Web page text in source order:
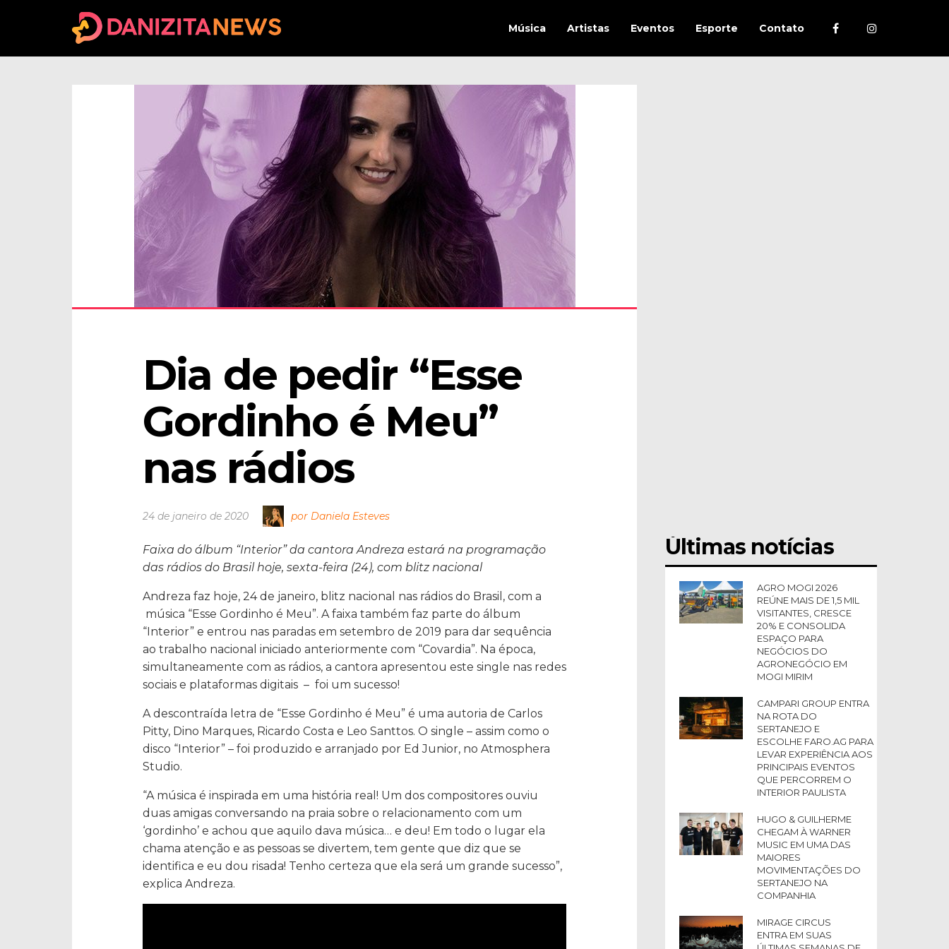
Música Artistas Eventos Esporte Contato
Dia de pedir “Esse
Gordinho é Meu”
nas rádios
24 de janeiro de 2020 por Daniela Esteves
Faixa do álbum “Interior” da cantora Andreza estará na programação
das rádios do Brasil hoje, sexta-feira (24), com blitz nacional
Andreza faz hoje, 24 de janeiro, blitz nacional nas rádios do Brasil, com a
música “Esse Gordinho é Meu”. A faixa também faz parte do álbum
“Interior” e entrou nas paradas em setembro de 2019 para dar sequência
ao trabalho nacional iniciado anteriormente com “Covardia”. Na época,
simultaneamente com as rádios, a cantora apresentou este single nas redes
sociais e plataformas digitais – foi um sucesso!
A descontraída letra de “Esse Gordinho é Meu” é uma autoria de Carlos
Pitty, Dino Marques, Ricardo Costa e Leo Santtos. O single – assim como o
disco “Interior” – foi produzido e arranjado por Ed Junior, no Atmosphera
Studio.
“A música é inspirada em uma história real! Um dos compositores ouviu
duas amigas conversando na praia sobre o relacionamento com um
‘gordinho’ e achou que aquilo dava música… e deu! Em todo o lugar ela
chama atenção e as pessoas se divertem, tem gente que diz que se
identifica e eu dou risada! Tenho certeza que ela será um grande sucesso”,
explica Andreza.
Últimas notícias
AGRO MOGI 2026
REÚNE MAIS DE 1,5 MIL
VISITANTES, CRESCE
20% E CONSOLIDA
ESPAÇO PARA
NEGÓCIOS DO
AGRONEGÓCIO EM
MOGI MIRIM
CAMPARI GROUP ENTRA
NA ROTA DO
SERTANEJO E
ESCOLHE FARO.AG PARA
LEVAR EXPERIÊNCIA AOS
PRINCIPAIS EVENTOS
QUE PERCORREM O
INTERIOR PAULISTA
HUGO & GUILHERME
CHEGAM À WARNER
MUSIC EM UMA DAS
MAIORES
MOVIMENTAÇÕES DO
SERTANEJO NA
COMPANHIA
MIRAGE CIRCUS
ENTRA EM SUAS